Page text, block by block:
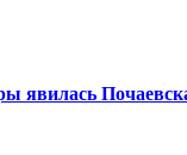
явилась